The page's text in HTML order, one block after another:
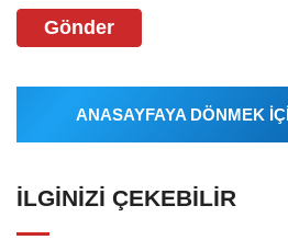
Gönder
ANASAYFAYA DÖNMEK
İLGINIZI ÇEKEBILIR